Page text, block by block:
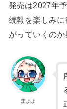
発売は2027年
続報を楽しみ
がっていくの
ぽよよ